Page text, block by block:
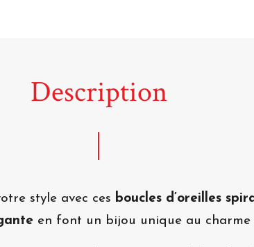
Description
style avec ces boucles d’oreilles
en font un bijou unique au charme